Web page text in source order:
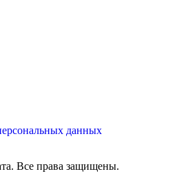
данных
Все права защищены.